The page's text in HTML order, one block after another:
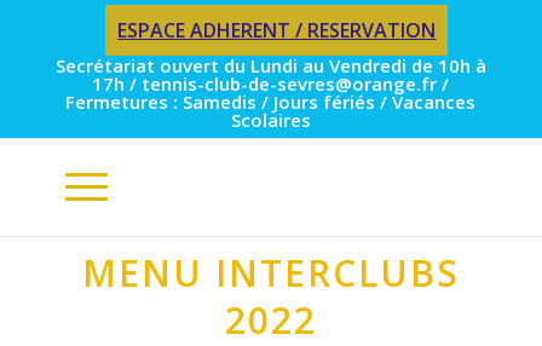
ESPACE ADHERENT / RESERVATION
Secrétariat ouvert du Lundi au Vendredi de 10h à
17h / tennis-club-de-sevres@orange.fr /
Fermetures : Samedis / Jours fériés / Vacances
Scolaires
MENU INTERCLUBS
2022